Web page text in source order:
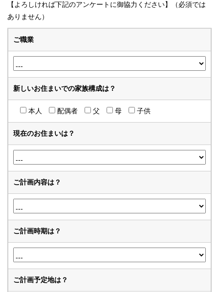
【よろしければ下記のアンケートに御協力ください】（必須では
ありません）
ご職業
新しいお住まいでの家族構成は？
本人 配偶者 父 母 子供
現在のお住まいは？
ご計画内容は？
ご計画時期は？
ご計画予定地は？